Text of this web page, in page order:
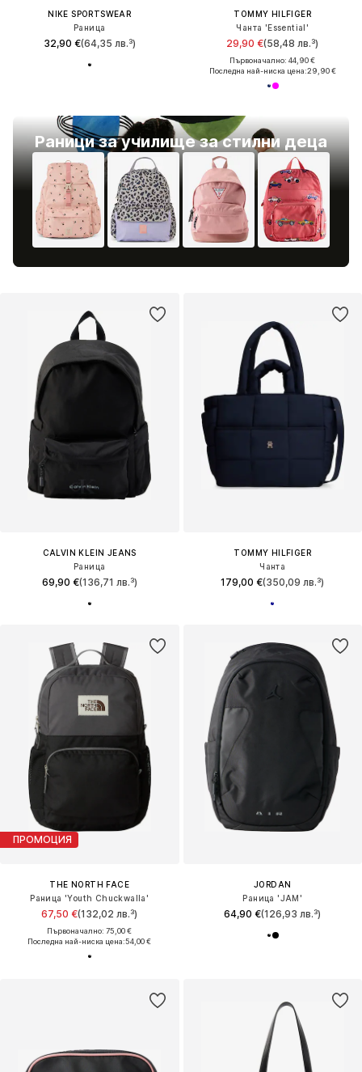
NIKE SPORTSWEAR
Раница
32,90 €(64,35 лв.³)
Раници за училище за стилни деца
TOMMY HILFIGER
Чанта 'Essential'
29,90 €(58,48 лв.³)
Първоначално: 44,90 €
Последна най-ниска цена:29,90 €
CALVIN KLEIN JEANS
Раница
69,90 €(136,71 лв.³)
TOMMY HILFIGER
Чанта
179,00 €(350,09 лв.³)
ПРОМОЦИЯ
THE NORTH FACE
Раница 'Youth Chuckwalla'
67,50 €(132,02 лв.³)
Първоначално: 75,00 €
Последна най-ниска цена:54,00 €
JORDAN
Раница 'JAM'
64,90 €(126,93 лв.³)